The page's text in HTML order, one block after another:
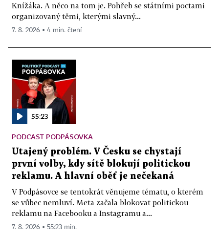
Knížáka. A něco na tom je. Pohřeb se státními poctami
organizovaný těmi, kterými slavný...
7. 8. 2026 ▪ 4 min. čtení
55:23
PODCAST PODPÁSOVKA
Utajený problém. V Česku se chystají
první volby, kdy sítě blokují politickou
reklamu. A hlavní oběť je nečekaná
V Podpásovce se tentokrát věnujeme tématu, o kterém
se vůbec nemluví. Meta začala blokovat politickou
reklamu na Facebooku a Instagramu a...
7. 8. 2026 ▪ 55:23 min.